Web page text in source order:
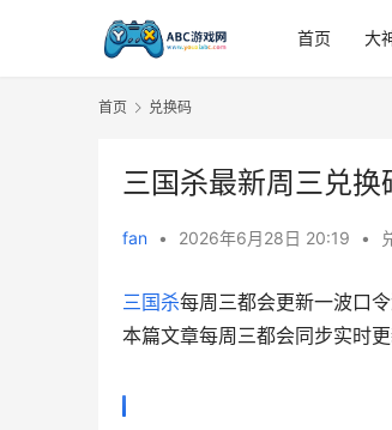
首页 大
首页 兑换码
三国杀最新周三兑换
fan • 2026年6月28日 20:19 •
三国杀每周三都会更新一波口
本篇文章每周三都会同步实时